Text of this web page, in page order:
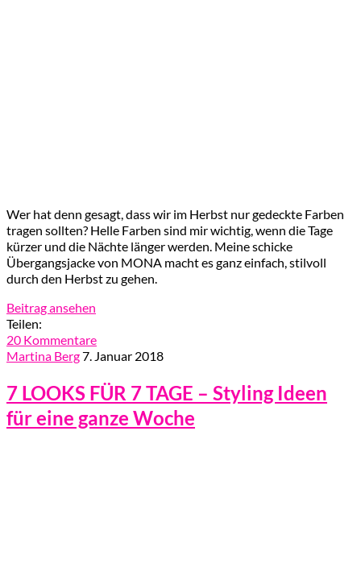
Wer hat denn gesagt, dass wir im Herbst nur gedeckte Farben
tragen sollten? Helle Farben sind mir wichtig, wenn die Tage
kürzer und die Nächte länger werden. Meine schicke
Übergangsjacke von MONA macht es ganz einfach, stilvoll
durch den Herbst zu gehen.
Beitrag ansehen
Teilen:
20 Kommentare
Martina Berg7. Januar 2018
7 LOOKS FÜR 7 TAGE – Styling Ideen
für eine ganze Woche